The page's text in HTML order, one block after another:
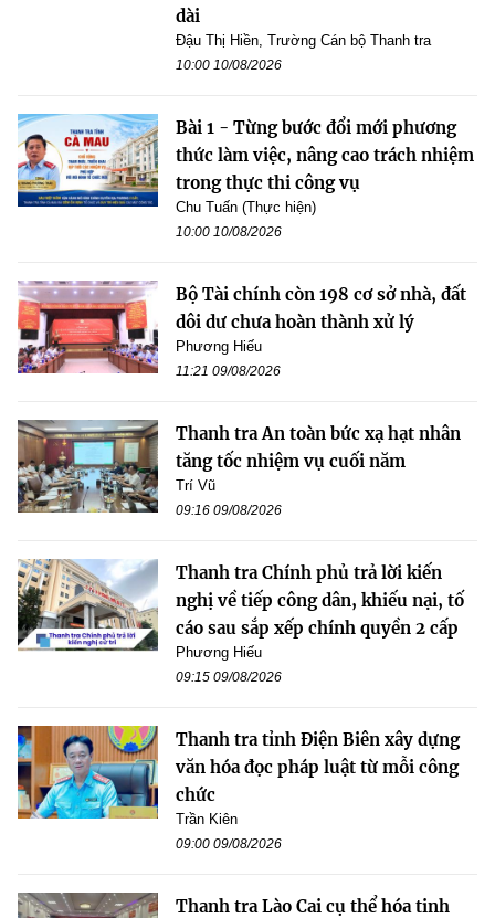
dài
Đậu Thị Hiền, Trường Cán bộ Thanh tra
10:00 10/08/2026
Bài 1 - Từng bước đổi mới phương
thức làm việc, nâng cao trách nhiệm
trong thực thi công vụ
Chu Tuấn (Thực hiện)
10:00 10/08/2026
Bộ Tài chính còn 198 cơ sở nhà, đất
dôi dư chưa hoàn thành xử lý
Phương Hiếu
11:21 09/08/2026
Thanh tra An toàn bức xạ hạt nhân
tăng tốc nhiệm vụ cuối năm
Trí Vũ
09:16 09/08/2026
Thanh tra Chính phủ trả lời kiến
nghị về tiếp công dân, khiếu nại, tố
cáo sau sắp xếp chính quyền 2 cấp
Phương Hiếu
09:15 09/08/2026
Thanh tra tỉnh Điện Biên xây dựng
văn hóa đọc pháp luật từ mỗi công
chức
Trần Kiên
09:00 09/08/2026
Thanh tra Lào Cai cụ thể hóa tinh